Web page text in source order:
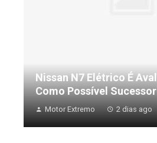
Nissan N7 Elétrico É
Como Possível
Motor Extremo 2 dias ago